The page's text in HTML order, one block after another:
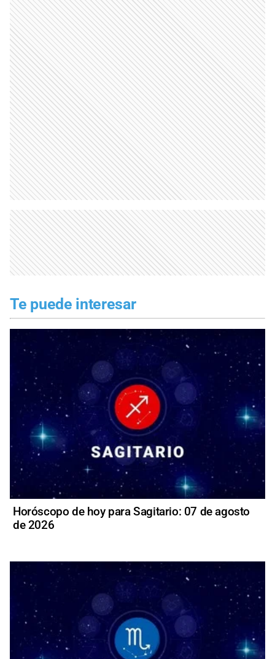
Te puede interesar
Horóscopo de hoy para Sagitario: 07 de agosto
de 2026